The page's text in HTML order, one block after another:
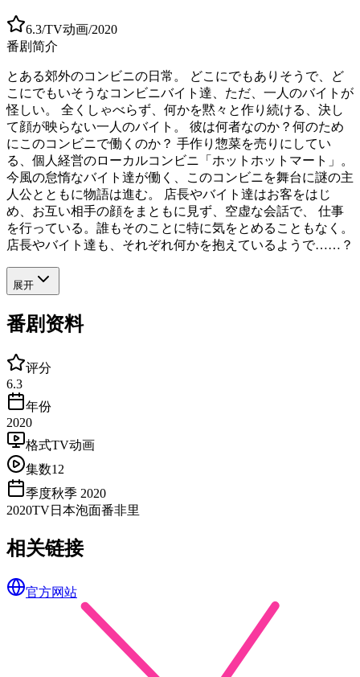
6.3/TV动画/2020
番剧简介
とある郊外のコンビニの日常。 どこにでもありそうで、ど
こにでもいそうなコンビニバイト達、ただ、一人のバイトが
怪しい。 全くしゃべらず、何かを黙々と作り続ける、決し
て顔が映らない一人のバイト。 彼は何者なのか？何のため
にこのコンビニで働くのか？ 手作り惣菜を売りにしてい
る、個人経営のローカルコンビニ「ホットホットマート」。
今風の怠惰なバイト達が働く、このコンビニを舞台に謎の主
人公とともに物語は進む。 店長やバイト達はお客をはじ
め、お互い相手の顔をまともに見ず、空虚な会話で、 仕事
を行っている。誰もそのことに特に気をとめることもなく。
店長やバイト達も、それぞれ何かを抱えているようで……？
展开
番剧资料
评分
6.3
年份
2020
格式TV动画
集数12
季度秋季 2020
2020TV日本泡面番非里
相关链接
官方网站